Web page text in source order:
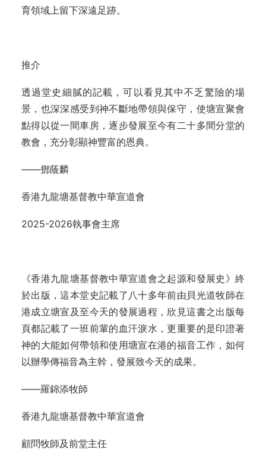
育領域上留下深遠足跡。
推介
透過堂史細膩的記載，可以看見其中不乏驚險的場
景，也深深感受到神不斷地帶領與保守，使塘宣聚會
點得以從一間車房，逐步發展至今有二十多間分堂的
教會，充分彰顯神豐富的恩典。
——鄧蔭麟
香港九龍塘基督教中華宣道會
2025-2026執事會主席
《香港九龍塘基督教中華宣道會之起源和發展史》終
於出版，這本堂史記載了八十多年前由貝光道牧師在
港成立塘宣及至今天的發展過程，欣見這書之出版每
頁都記載了一班前輩的血汗淚水，更重要的是印證著
神的大能如何帶領和使用塘宣在港的福音工作，如何
以辦學傳福音為主幹，發展致今天的成果。
——羅錦添牧師
香港九龍塘基督教中華宣道會
顧問牧師及前堂主任